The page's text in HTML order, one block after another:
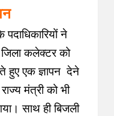
ने
कलेक्टर को
हुए एक ज्ञापन देने
मंत्री को भी
।साथ ही बिजली